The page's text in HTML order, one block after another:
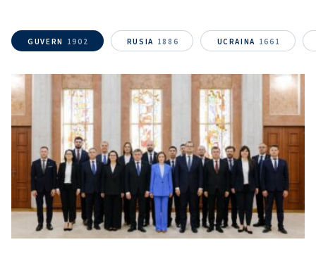
GUVERN 1902 RUSIA 1886 UCRAINA 1661
Nume+ Numele meu
Email+ Emailul meu
Telefon
+ Telefon personal
Am citit și sunt de
acord cu politica de
confidențialitate.
TRIMITE ȘTIREA